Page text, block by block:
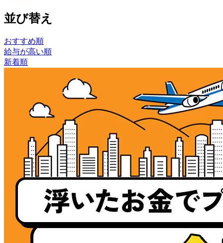
並び替え
おすすめ順
給与が高い順
新着順